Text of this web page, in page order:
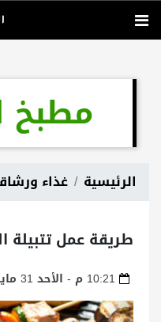
مطبخ
الرئيسية غذاء
طريقة عمل تتبيلة